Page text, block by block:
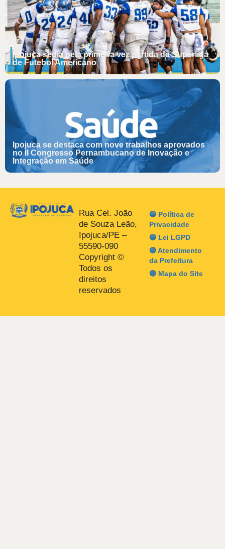
Ipojuca sedia pela primeira vez partida da Superliga
de Futebol Americano
Ipojuca se destaca com nove trabalhos aprovados
no II Congresso Pernambucano de Inovação e
Integração em Saúde
Rua Cel. João
de Souza Leão,
Ipojuca/PE –
55590-090
Copyright ©
Todos os
direitos
reservados
🔵 Política de
Privacidade
🔵 Lei LGPD
🔵 Atendimento
da Prefeitura
🔵 Mapa do Site